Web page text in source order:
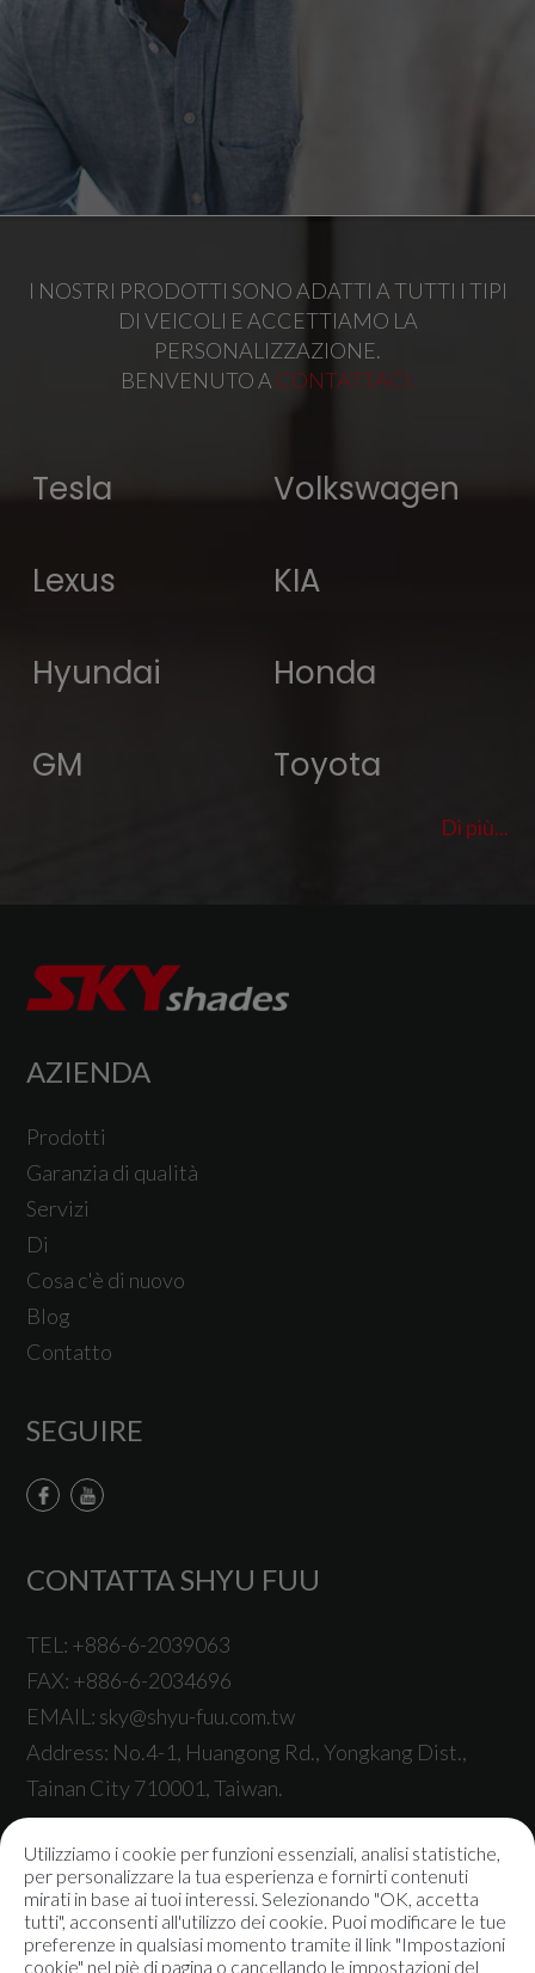
I NOSTRI PRODOTTI SONO ADATTI A TUTTI I TIPI
DI VEICOLI E ACCETTIAMO LA
PERSONALIZZAZIONE.
BENVENUTO A CONTATTACI.
Tesla Volkswagen
Lexus KIA
Hyundai Honda
GM Toyota
Di più...
AZIENDA
Prodotti
Garanzia di qualità
Servizi
Di
Cosa c'è di nuovo
Blog
Contatto
SEGUIRE
CONTATTA SHYU FUU
TEL: +886-6-2039063
FAX: +886-6-2034696
EMAIL: sky@shyu-fuu.com.tw
Address: No.4-1, Huangong Rd.,Yongkang Dist.,
Tainan City710001, Taiwan.
© 2021Shyu Fuu Industrial Co., Ltd. All rights reserved |
Mappa del sito|politica sulla riservatezza
Utilizziamo i cookie per funzioni essenziali, analisi statistiche,
per personalizzare la tua esperienza e fornirti contenuti
mirati in base ai tuoi interessi. Selezionando "OK, accetta
tutti", acconsenti all'utilizzo dei cookie. Puoi modificare le tue
preferenze in qualsiasi momento tramite il link "Impostazioni
cookie" nel piè di pagina o cancellando le impostazioni del